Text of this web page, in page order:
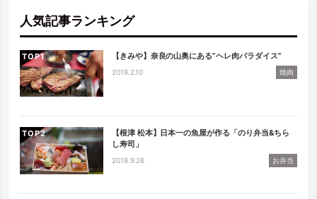
人気記事ランキング
TOP 【きみや】奈良の山奥にある”ヘレ肉パラダイス”
2019.2.10 焼肉
TOP
【根津 松本】日本一の魚屋が作る「のり弁当&ちら
し寿司」
2018.9.26 お弁当